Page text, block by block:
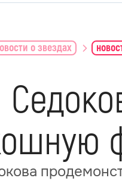
о звездах